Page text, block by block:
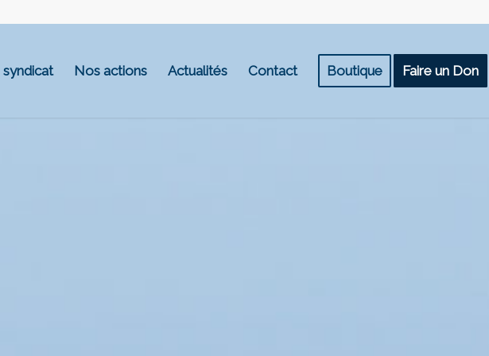
syndicat Nos actions Actualités Contact Boutique Faire un Don